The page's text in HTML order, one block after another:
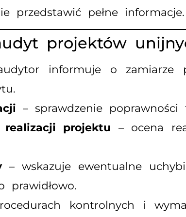
przedstawić pełne informacje.
projektów
informuje o zamiarze
– sprawdzenie
projektu – ocena
– wskazuje ewentualne
prawidłowo.
kontrolnych i